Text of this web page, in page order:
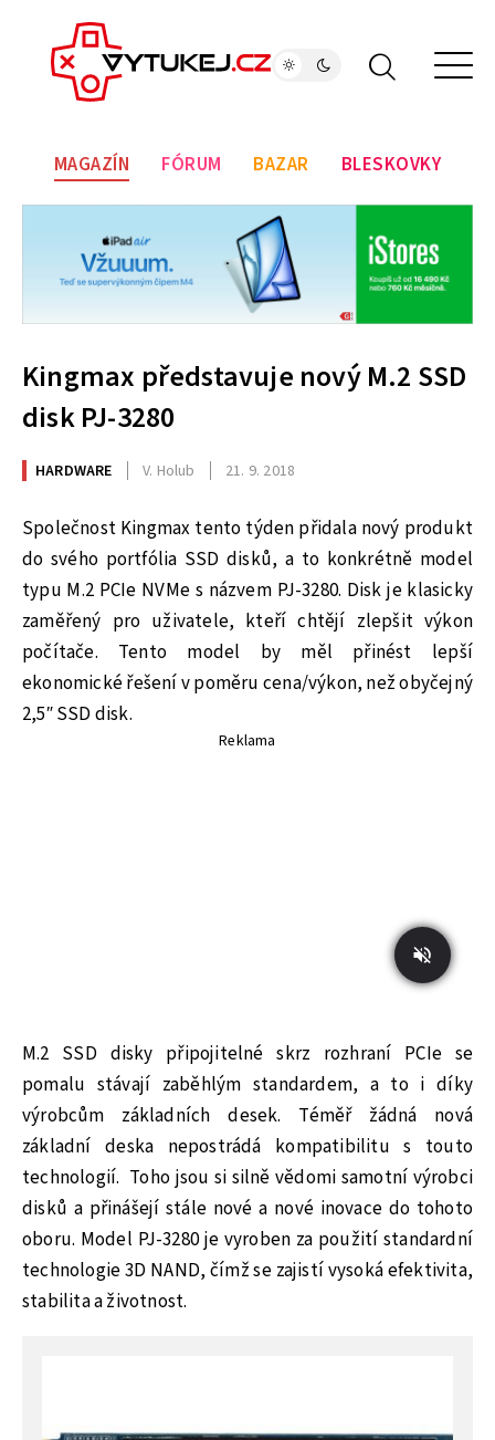
MAGAZÍN FÓRUM BAZAR BLESKOVKY
Kingmax představuje nový M.2 SSD
disk PJ-3280
HARDWARE V. Holub 21. 9. 2018
Společnost Kingmax tento týden přidala nový produkt
do svého portfólia SSD disků, a to konkrétně model
typu M.2 PCIe NVMe s názvem PJ-3280. Disk je klasicky
zaměřený pro uživatele, kteří chtějí zlepšit výkon
počítače. Tento model by měl přinést lepší
ekonomické řešení v poměru cena/výkon, než obyčejný
2,5″ SSD disk.
Reklama
M.2 SSD disky připojitelné skrz rozhraní PCIe se
pomalu stávají zaběhlým standardem, a to i díky
výrobcům základních desek. Téměř žádná nová
základní deska nepostrádá kompatibilitu s touto
technologií. Toho jsou si silně vědomi samotní výrobci
disků a přinášejí stále nové a nové inovace do tohoto
oboru. Model PJ-3280 je vyroben za použití standardní
technologie 3D NAND, čímž se zajistí vysoká efektivita,
stabilita a životnost.